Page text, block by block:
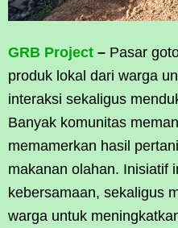
GRB Project – Pasar
produk lokal dari warga
interaksi sekaligus
Banyak komunitas
memamerkan hasil
makanan olahan. Inisiatif
kebersamaan, sekaligus
warga untuk